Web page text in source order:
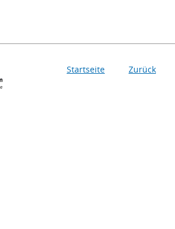
Startseite Zurück